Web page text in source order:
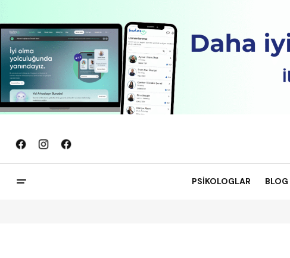
PSİKOLOGLAR BLOG